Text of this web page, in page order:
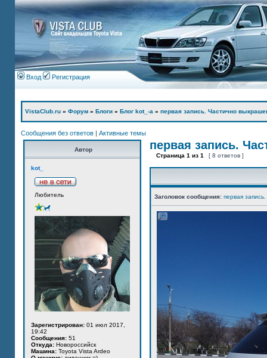
Вход Регистрация
VistaClub.ru » Форум » Блоги » Блог kot_-а » первая запись. Частично
Сообщения без ответов | Активные темы
Автор
kot_
Любитель
Зарегистрирован: 01 июл 2017,
19:42
Сообщения: 51
Откуда: Новороссийск
Машина: Toyota Vista Ardeo
первая запись.
Страница 1 из 1 [ 8 ответов ]
Заголовок сообщения: первая